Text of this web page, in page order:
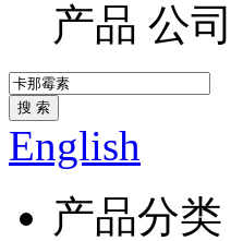
产品 公司
搜 索
English
产品分类